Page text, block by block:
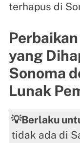
terhapus di
yang
Sonoma
Lunak
💡Berlaku
tidak ada di